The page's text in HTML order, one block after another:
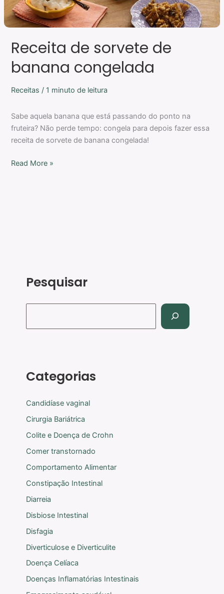
Receita de sorvete de
banana congelada
Receitas / 1 minuto de leitura
Sabe aquela banana que está passando do ponto na
fruteira? Não perde tempo: congela para depois fazer essa
receita de sorvete de banana congelada!
Read More »
Pesquisar
Categorias
Candidíase vaginal
Cirurgia Bariátrica
Colite e Doença de Crohn
Comer transtornado
Comportamento Alimentar
Constipação Intestinal
Diarreia
Disbiose Intestinal
Disfagia
Diverticulose e Diverticulite
Doença Celíaca
Doenças Inflamatórias Intestinais